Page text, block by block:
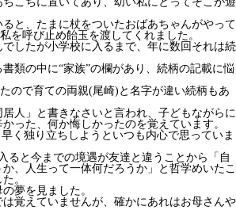
と、たまに杖をついたおばあちゃんがやって
を呼び止め飴玉を渡してくれました。
したが小学校に入るまで、年に数回それは続
類の中に“家族”の欄があり、続柄の記載に悩
ので育ての両親(尾崎)と名字が違い続柄もあ
人」と書きなさいと言われ、子どもながらに
った、何か悔しかったのを覚えています。
く独り立ちしようといつも内心で思っていま
ると今までの境遇が友達と違うことから「自
、人生って一体何だろうか」と哲学めいたこ
。
夢を見ました。
覚えていませんが、確かにあれはお母さんや